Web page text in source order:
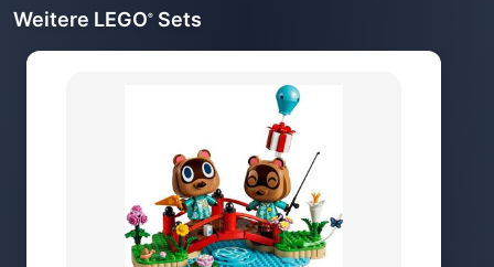
Weitere LEGO® Sets